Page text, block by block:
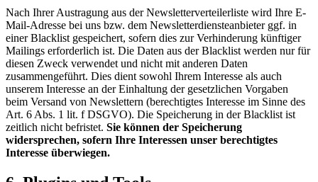
Nach Ihrer Austragung aus der Newsletterverteilerliste wird Ihre E-
Mail-Adresse bei uns bzw. dem Newsletterdiensteanbieter ggf. in
einer Blacklist gespeichert, sofern dies zur Verhinderung künftiger
Mailings erforderlich ist. Die Daten aus der Blacklist werden nur für
diesen Zweck verwendet und nicht mit anderen Daten
zusammengeführt. Dies dient sowohl Ihrem Interesse als auch
unserem Interesse an der Einhaltung der gesetzlichen Vorgaben
beim Versand von Newslettern (berechtigtes Interesse im Sinne des
Art. 6 Abs. 1 lit. f DSGVO). Die Speicherung in der Blacklist ist
zeitlich nicht befristet. Sie können der Speicherung
widersprechen, sofern Ihre Interessen unser berechtigtes
Interesse überwiegen.